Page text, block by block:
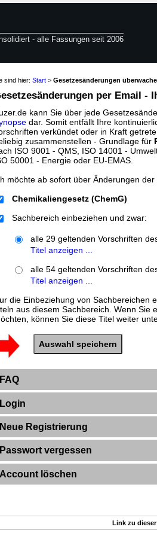
- alle Fassungen seit 2006
sind hier: Start > Gesetzesänderungen
per Email -
kann Sie über jede
dar. Somit entfällt Ihre
verkündet oder in Kraft
zusammenstellen - Grundlage für
ISO 9001 - QMS, ISO 14001 -
50001 - Energie oder EU-EMAS.
möchte ab sofort über Änderungen
Chemikaliengesetz (ChemG)
Sachbereich einbeziehen und zwar:
alle 29 geltenden Vorschriften
Titel anzeigen ...
alle 54 geltenden Vorschriften
Titel anzeigen ...
die Einbeziehung von Sachbereichen
aus diesem Sachbereich. Wenn Sie
können Sie diese Titel weiter
FAQ
Login
Neue Registrierung
Passwort vergessen
Account löschen
Link zu dieser